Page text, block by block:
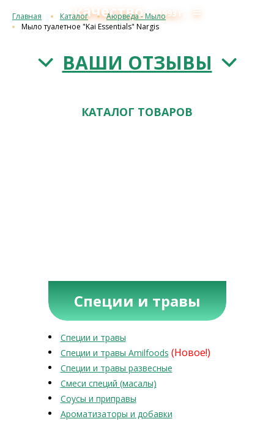
качествос 1993 г. ≡
Главная Каталог
Аюрведа - Мыло
Мыло туалетное "Kai Essentials" Nargis
ВАШИ ОТЗЫВЫ
КАТАЛОГ ТОВАРОВ
Специи и травы
Специи и травы
Специи и травы Amilfoods (Новое!)
Специи и травы развесные
Смеси специй (масалы)
Соусы и приправы
Ароматизаторы и добавки